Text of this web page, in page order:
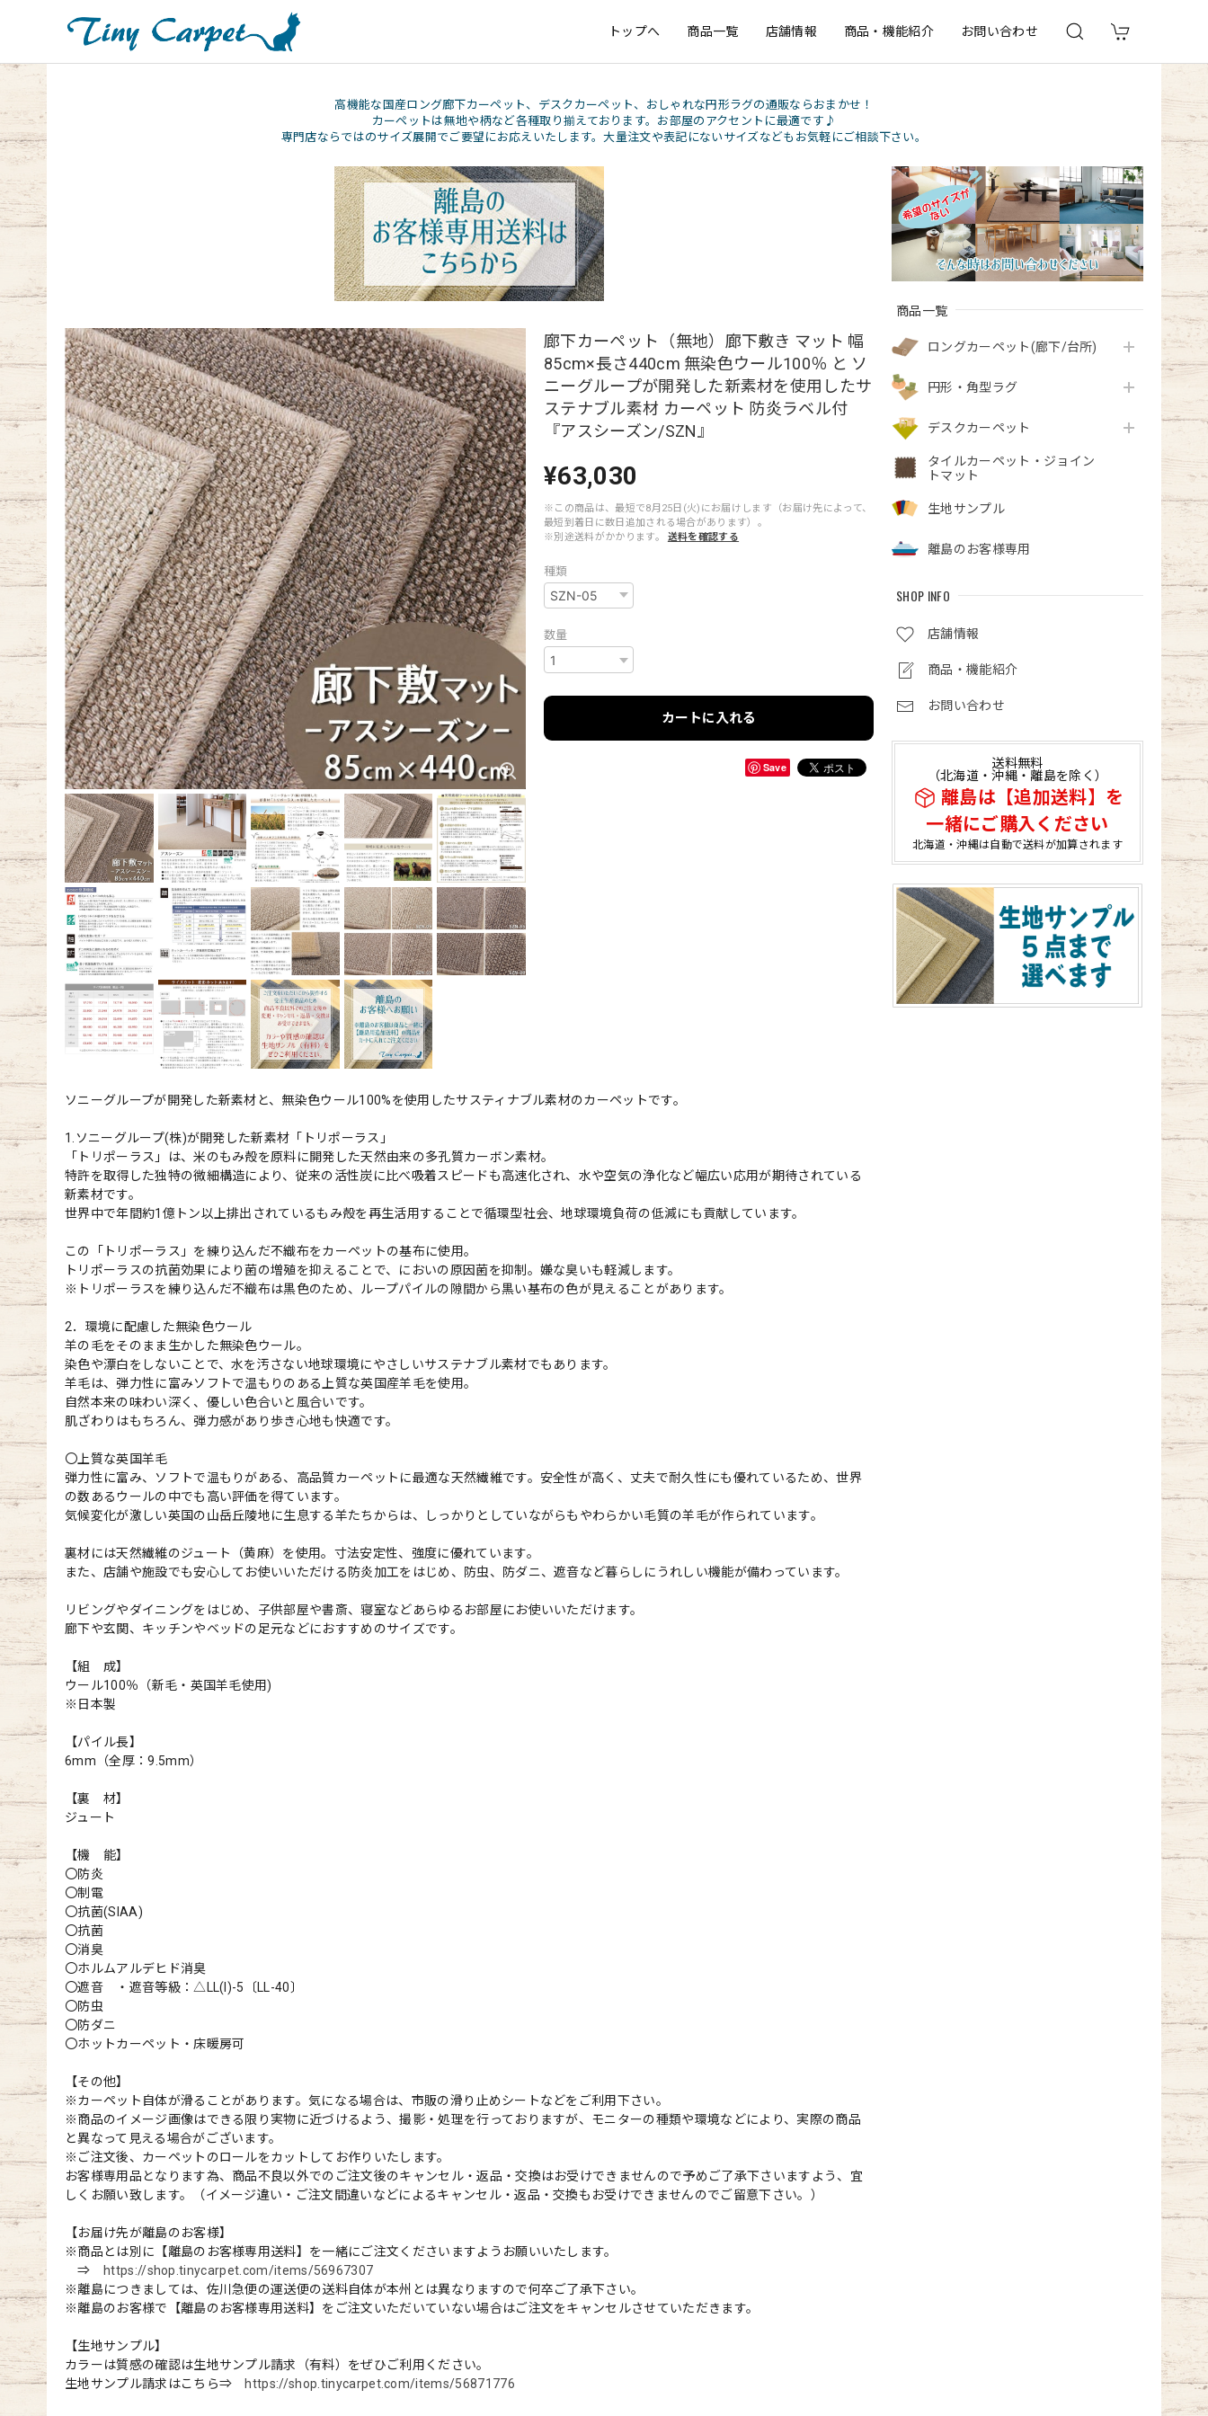
トップへ 商品一覧 店舗情報 商品・機能紹介 お問い合わせ
高機能な国産ロング廊下カーペット、デスクカーペット、おしゃれな円形ラグの通販ならおまかせ！
カーペットは無地や柄など各種取り揃えております。お部屋のアクセントに最適です♪
専門店ならではのサイズ展開でご要望にお応えいたします。大量注文や表記にないサイズなどもお気軽にご相談下さい。
商品一覧
ロングカーペット(廊下/台所)
円形・角型ラグ
デスクカーペット
タイルカーペット・ジョイン
トマット
生地サンプル
離島のお客様専用
SHOP INFO
店舗情報
商品・機能紹介
お問い合わせ
送料無料
（北海道・沖縄・離島を除く）
離島は【追加送料】を
一緒にご購入ください
北海道・沖縄は自動で送料が加算されます
廊下カーペット（無地）廊下敷き マット 幅
85cm×長さ440cm 無染色ウール100％ と ソ
ニーグループが開発した新素材を使用したサ
ステナブル素材 カーペット 防炎ラベル付
『アスシーズン/SZN』
¥63,030
※この商品は、最短で8月25日(火)にお届けします（お届け先によって、
最短到着日に数日追加される場合があります）。
※別途送料がかかります。
送料を確認する
種類
数量
カートに入れる
Save
ソニーグループが開発した新素材と、無染色ウール100%を使用したサスティナブル素材のカーペットです。
1.ソニーグループ(株)が開発した新素材「トリポーラス」
「トリポーラス」は、米のもみ殻を原料に開発した天然由来の多孔質カーボン素材。
特許を取得した独特の微細構造により、従来の活性炭に比べ吸着スピードも高速化され、水や空気の浄化など幅広い応用が期待されている
新素材です。
世界中で年間約1億トン以上排出されているもみ殻を再生活用することで循環型社会、地球環境負荷の低減にも貢献しています。
この「トリポーラス」を練り込んだ不織布をカーペットの基布に使用。
トリポーラスの抗菌効果により菌の増殖を抑えることで、においの原因菌を抑制。嫌な臭いも軽減します。
※トリポーラスを練り込んだ不織布は黒色のため、ループパイルの隙間から黒い基布の色が見えることがあります。
2．環境に配慮した無染色ウール
羊の毛をそのまま生かした無染色ウール。
染色や漂白をしないことで、水を汚さない地球環境にやさしいサステナブル素材でもあります。
羊毛は、弾力性に富みソフトで温もりのある上質な英国産羊毛を使用。
自然本来の味わい深く、優しい色合いと風合いです。
肌ざわりはもちろん、弾力感があり歩き心地も快適です。
〇上質な英国羊毛
弾力性に富み、ソフトで温もりがある、高品質カーペットに最適な天然繊維です。安全性が高く、丈夫で耐久性にも優れているため、世界
の数あるウールの中でも高い評価を得ています。
気候変化が激しい英国の山岳丘陵地に生息する羊たちからは、しっかりとしていながらもやわらかい毛質の羊毛が作られています。
裏材には天然繊維のジュート（黄麻）を使用。寸法安定性、強度に優れています。
また、店舗や施設でも安心してお使いいただける防炎加工をはじめ、防虫、防ダニ、遮音など暮らしにうれしい機能が備わっています。
リビングやダイニングをはじめ、子供部屋や書斎、寝室などあらゆるお部屋にお使いいただけます。
廊下や玄関、キッチンやベッドの足元などにおすすめのサイズです。
【組 成】
ウール100％（新毛・英国羊毛使用)
※日本製
【パイル長】
6mm（全厚：9.5mm）
【裏 材】
ジュート
【機 能】
〇防炎
〇制電
〇抗菌(SIAA)
〇抗菌
〇消臭
〇ホルムアルデヒド消臭
〇遮音 ・遮音等級：△LL(I)-5〔LL-40〕
〇防虫
〇防ダニ
〇ホットカーペット・床暖房可
【その他】
※カーペット自体が滑ることがあります。気になる場合は、市販の滑り止めシートなどをご利用下さい。
※商品のイメージ画像はできる限り実物に近づけるよう、撮影・処理を行っておりますが、モニターの種類や環境などにより、実際の商品
と異なって見える場合がございます。
※ご注文後、カーペットのロールをカットしてお作りいたします。
お客様専用品となります為、商品不良以外でのご注文後のキャンセル・返品・交換はお受けできませんので予めご了承下さいますよう、宜
しくお願い致します。（イメージ違い・ご注文間違いなどによるキャンセル・返品・交換もお受けできませんのでご留意下さい。）
【お届け先が離島のお客様】
※商品とは別に【離島のお客様専用送料】を一緒にご注文くださいますようお願いいたします。
⇒
https://shop.tinycarpet.com/items/56967307
※離島につきましては、佐川急便の運送便の送料自体が本州とは異なりますので何卒ご了承下さい。
※離島のお客様で【離島のお客様専用送料】をご注文いただいていない場合はご注文をキャンセルさせていただきます。
【生地サンプル】
カラーは質感の確認は生地サンプル請求（有料）をぜひご利用ください。
生地サンプル請求はこちら⇒ https://shop.tinycarpet.com/items/56871776